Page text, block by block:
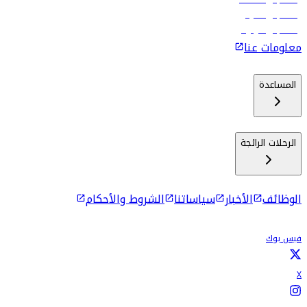
رحلات إلى ماليه
رحلات إلى كولومبو
معلومات عنا
المساعدة
الرحلات الرائجة
الوظائف الأخبار سياساتنا الشروط والأحكام
فيس بوك
X